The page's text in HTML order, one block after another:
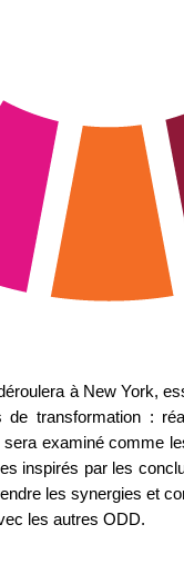
à New York,
transformation :
examiné comme
inspirés par les
les synergies et
les autres ODD.